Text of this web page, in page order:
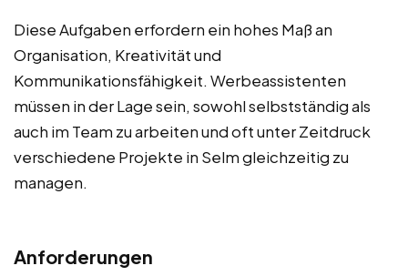
Diese Aufgaben erfordern ein hohes Maß an
Organisation, Kreativität und
Kommunikationsfähigkeit. Werbeassistenten
müssen in der Lage sein, sowohl selbstständig als
auch im Team zu arbeiten und oft unter Zeitdruck
verschiedene Projekte in Selm gleichzeitig zu
managen.
Anforderungen